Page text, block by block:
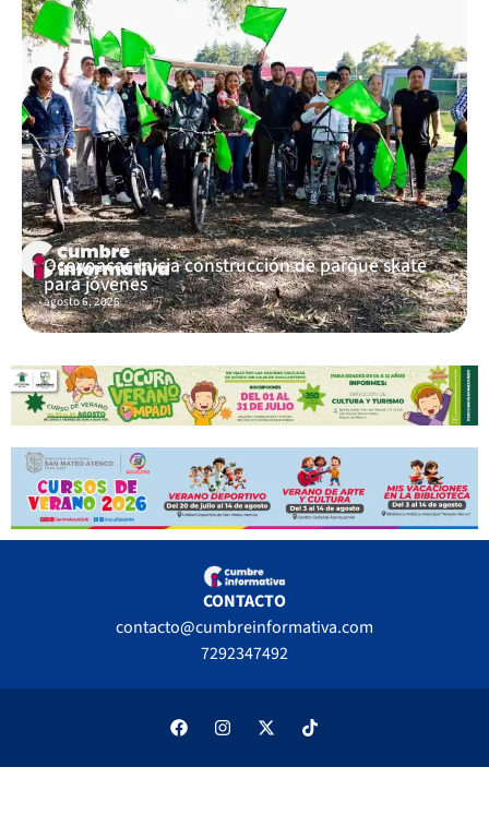
Ocoyoacac inicia construcción de parque skate
para jóvenes
agosto 6, 2026
CONTACTO
contacto@cumbreinformativa.com
7292347492